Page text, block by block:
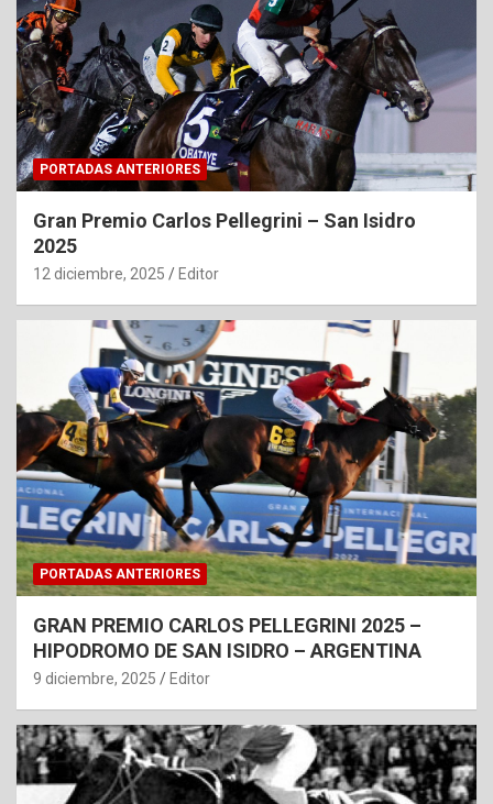
PORTADAS ANTERIORES
Gran Premio Carlos Pellegrini – San Isidro
2025
12 diciembre, 2025 Editor
PORTADAS ANTERIORES
GRAN PREMIO CARLOS PELLEGRINI 2025 –
HIPODROMO DE SAN ISIDRO – ARGENTINA
9 diciembre, 2025 Editor